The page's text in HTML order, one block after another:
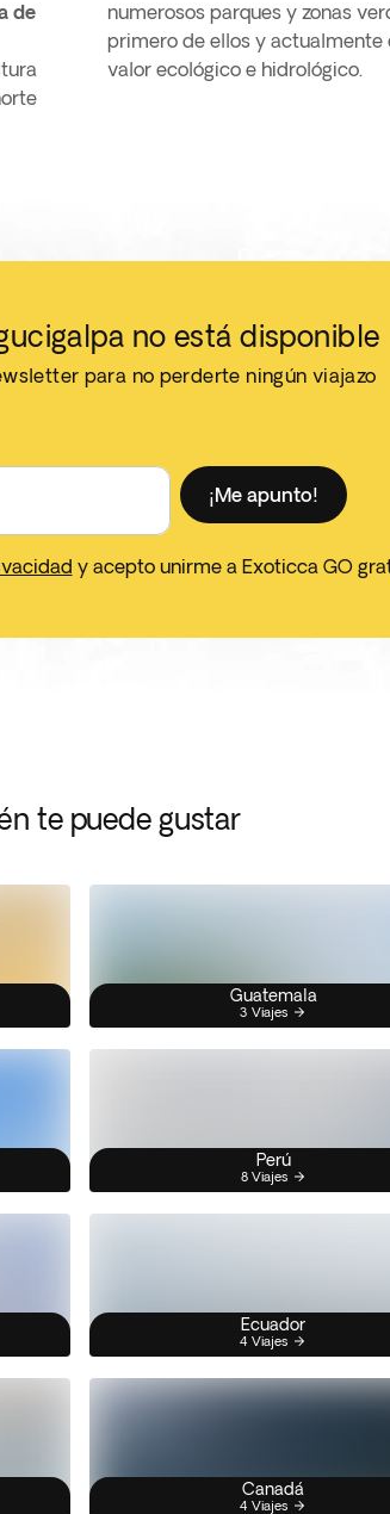
de
numerosos parques y zonas
primero de ellos y actualmente
valor ecológico e hidrológico.
no está disponible
para no perderte ningún viajazo
¡Me apunto!
y acepto unirme a Exoticca GO
te puede gustar
Guatemala
3 Viajes
Perú
8 Viajes
Ecuador
4 Viajes
Canadá
4 Viajes